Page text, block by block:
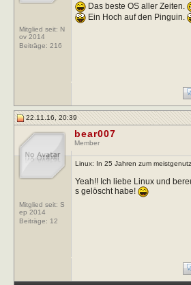
Mitglied seit: N
ov 2014
Beiträge: 216
Das beste OS aller Zeiten.
Ein Hoch auf den Pinguin.
22.11.16, 20:39
Mitglied seit: S
ep 2014
Beiträge: 12
bear007
Member
Linux: In 25 Jahren zum
Yeah!! Ich liebe Linux und
s gelöscht habe!